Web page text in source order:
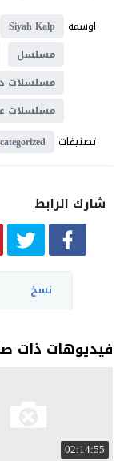
اوسمة
Siyah Kalp
مسلسل
مسلسلات
مسلسلات
تصنيفات
شارك الرابط
نسخ
فيديوهات ذات
02:14:55